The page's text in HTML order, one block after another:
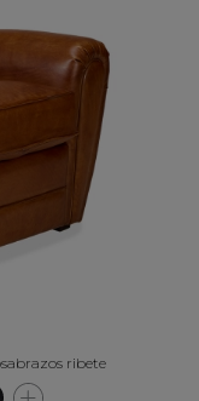
ribete